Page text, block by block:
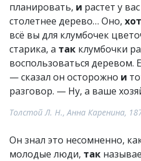
планировать, и растет у
столетнее дерево… Оно,
всё вы для клумбочек
старика, а так клумбочки
воспользоваться деревом.
— сказал он осторожно и
разговор. — Ну, а ваше
Толстой Л. Н., Анна Каренина,
Он знал это несомненно,
молодые люди, так